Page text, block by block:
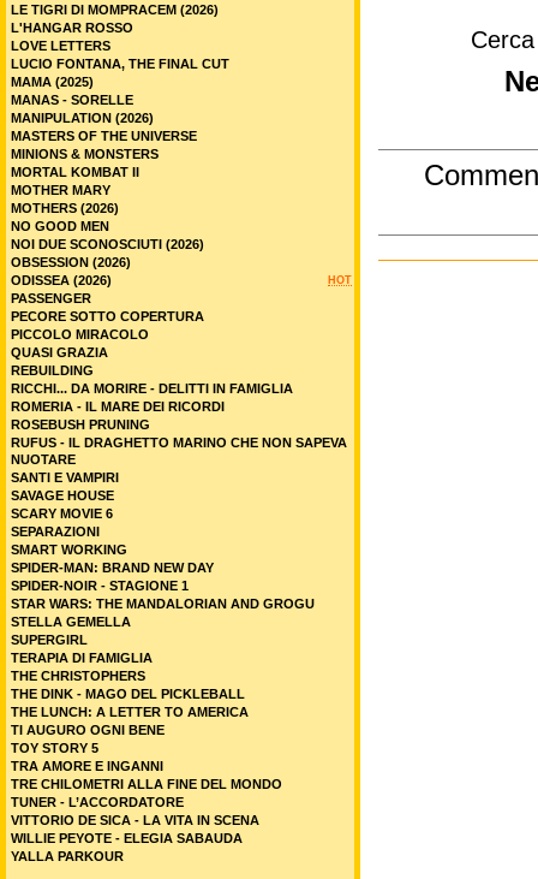
LE TIGRI DI MOMPRACEM (2026)
L'HANGAR ROSSO
LOVE LETTERS
LUCIO FONTANA, THE FINAL CUT
MAMA (2025)
MANAS - SORELLE
MANIPULATION (2026)
MASTERS OF THE UNIVERSE
MINIONS & MONSTERS
MORTAL KOMBAT II
MOTHER MARY
MOTHERS (2026)
NO GOOD MEN
NOI DUE SCONOSCIUTI (2026)
OBSESSION (2026)
HOT
ODISSEA (2026)
PASSENGER
PECORE SOTTO COPERTURA
PICCOLO MIRACOLO
QUASI GRAZIA
REBUILDING
RICCHI... DA MORIRE - DELITTI IN FAMIGLIA
ROMERIA - IL MARE DEI RICORDI
ROSEBUSH PRUNING
RUFUS - IL DRAGHETTO MARINO CHE NON SAPEVA
NUOTARE
SANTI E VAMPIRI
SAVAGE HOUSE
SCARY MOVIE 6
SEPARAZIONI
SMART WORKING
SPIDER-MAN: BRAND NEW DAY
SPIDER-NOIR - STAGIONE 1
STAR WARS: THE MANDALORIAN AND GROGU
STELLA GEMELLA
SUPERGIRL
TERAPIA DI FAMIGLIA
THE CHRISTOPHERS
THE DINK - MAGO DEL PICKLEBALL
THE LUNCH: A LETTER TO AMERICA
TI AUGURO OGNI BENE
TOY STORY 5
TRA AMORE E INGANNI
TRE CHILOMETRI ALLA FINE DEL MONDO
TUNER - L’ACCORDATORE
VITTORIO DE SICA - LA VITA IN SCENA
WILLIE PEYOTE - ELEGIA SABAUDA
YALLA PARKOUR